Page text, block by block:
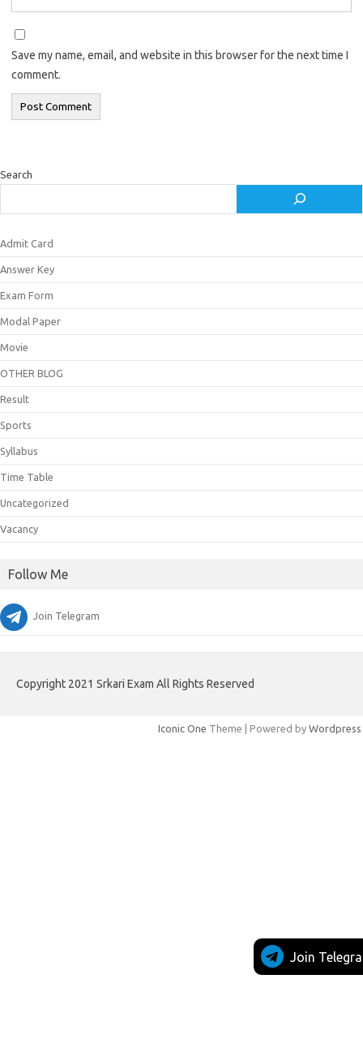
Save my name, email, and website in this browser for the next time I
comment.
Search
Admit Card
Answer Key
Exam Form
Modal Paper
Movie
OTHER BLOG
Result
Sports
Syllabus
Time Table
Uncategorized
Vacancy
Follow Me
Join Telegram
Join
Copyright 2021 Srkari Exam All Rights Reserved
Iconic One Theme | Powered by Wordpress